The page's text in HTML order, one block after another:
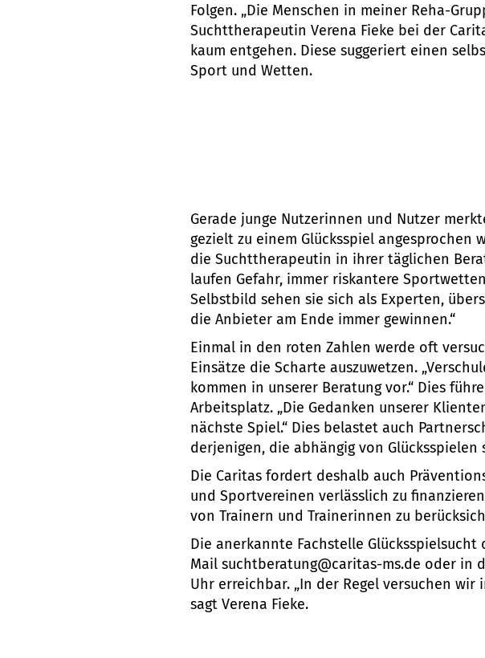
Folgen. „Die Menschen in meiner Reha-
Suchttherapeutin Verena Fieke bei der
kaum entgehen. Diese suggeriert einen
Sport und Wetten.
Gerade junge Nutzerinnen und Nutzer
gezielt zu einem Glücksspiel angesprochen
die Suchttherapeutin in ihrer täglichen
laufen Gefahr, immer riskantere
Selbstbild sehen sie sich als Experten,
die Anbieter am Ende immer gewinnen.“
Einmal in den roten Zahlen werde oft
Einsätze die Scharte auszuwetzen.
kommen in unserer Beratung vor.“ Dies
Arbeitsplatz. „Die Gedanken unserer
nächste Spiel.“ Dies belastet auch
derjenigen, die abhängig von Glücksspielen
Die Caritas fordert deshalb auch
und Sportvereinen verlässlich zu
von Trainern und Trainerinnen zu
Die anerkannte Fachstelle Glücksspielsucht
Mail suchtberatung@caritas-ms.de oder in
Uhr erreichbar. „In der Regel versuchen
sagt Verena Fieke.